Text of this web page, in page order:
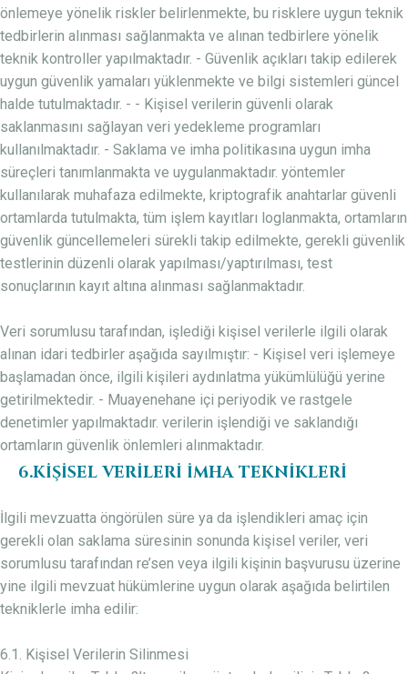
önlemeye yönelik riskler belirlenmekte, bu risklere uygun teknik
tedbirlerin alınması sağlanmakta ve alınan tedbirlere yönelik
teknik kontroller yapılmaktadır. - Güvenlik açıkları takip edilerek
uygun güvenlik yamaları yüklenmekte ve bilgi sistemleri güncel
halde tutulmaktadır. - - Kişisel verilerin güvenli olarak
saklanmasını sağlayan veri yedekleme programları
kullanılmaktadır. - Saklama ve imha politikasına uygun imha
süreçleri tanımlanmakta ve uygulanmaktadır. yöntemler
kullanılarak muhafaza edilmekte, kriptografik anahtarlar güvenli
ortamlarda tutulmakta, tüm işlem kayıtları loglanmakta, ortamların
güvenlik güncellemeleri sürekli takip edilmekte, gerekli güvenlik
testlerinin düzenli olarak yapılması/yaptırılması, test
sonuçlarının kayıt altına alınması sağlanmaktadır.
Veri sorumlusu tarafından, işlediği kişisel verilerle ilgili olarak
alınan idari tedbirler aşağıda sayılmıştır: - Kişisel veri işlemeye
başlamadan önce, ilgili kişileri aydınlatma yükümlülüğü yerine
getirilmektedir. - Muayenehane içi periyodik ve rastgele
denetimler yapılmaktadır. verilerin işlendiği ve saklandığı
ortamların güvenlik önlemleri alınmaktadır.
6.KİŞİSEL VERİLERİ İMHA TEKNİKLERİ
İlgili mevzuatta öngörülen süre ya da işlendikleri amaç için
gerekli olan saklama süresinin sonunda kişisel veriler, veri
sorumlusu tarafından re’sen veya ilgili kişinin başvurusu üzerine
yine ilgili mevzuat hükümlerine uygun olarak aşağıda belirtilen
tekniklerle imha edilir:
6.1. Kişisel Verilerin Silinmesi